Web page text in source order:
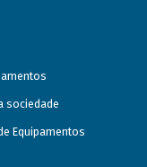
sociedade
Equipamentos